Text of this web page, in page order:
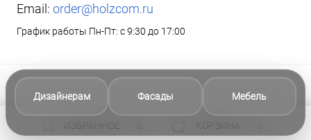
Email: order@holzcom.ru
График работы Пн-Пт: с 9:30 до 17:00
ИЗБРАННОЕ КОРЗИНА
Дизайнерам Фасады Мебель